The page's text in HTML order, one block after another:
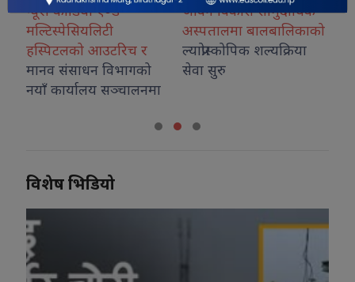
न्यूरो कार्डियो एण्ड
मल्टिस्पेसियलिटी
हस्पिटलको आउटरिच र
मानव संसाधन विभागको
नयाँ कार्यालय सञ्चालनमा
जीवन विकास सामुदायिक
अस्पतालमा बालबालिकाको
ल्याप्रोस्कोपिक शल्यक्रिया
सेवा सुरु
विशेष भिडियो